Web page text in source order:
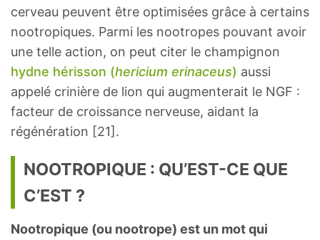
cerveau peuvent être optimisées grâce à certains
nootropiques. Parmi les nootropes pouvant avoir
une telle action, on peut citer le champignon
hydne hérisson (hericium erinaceus) aussi
appelé crinière de lion qui augmenterait le NGF :
facteur de croissance nerveuse, aidant la
régénération [21].
NOOTROPIQUE : QU’EST-CE QUE
C’EST ?
Nootropique (ou nootrope) est un mot qui